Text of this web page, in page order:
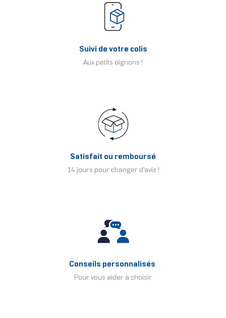
Suivi de votre colis
Aux petits oignons !
Satisfait ou remboursé
14 jours pour changer d'avis !
Conseils personnalisés
Pour vous aider à choisir